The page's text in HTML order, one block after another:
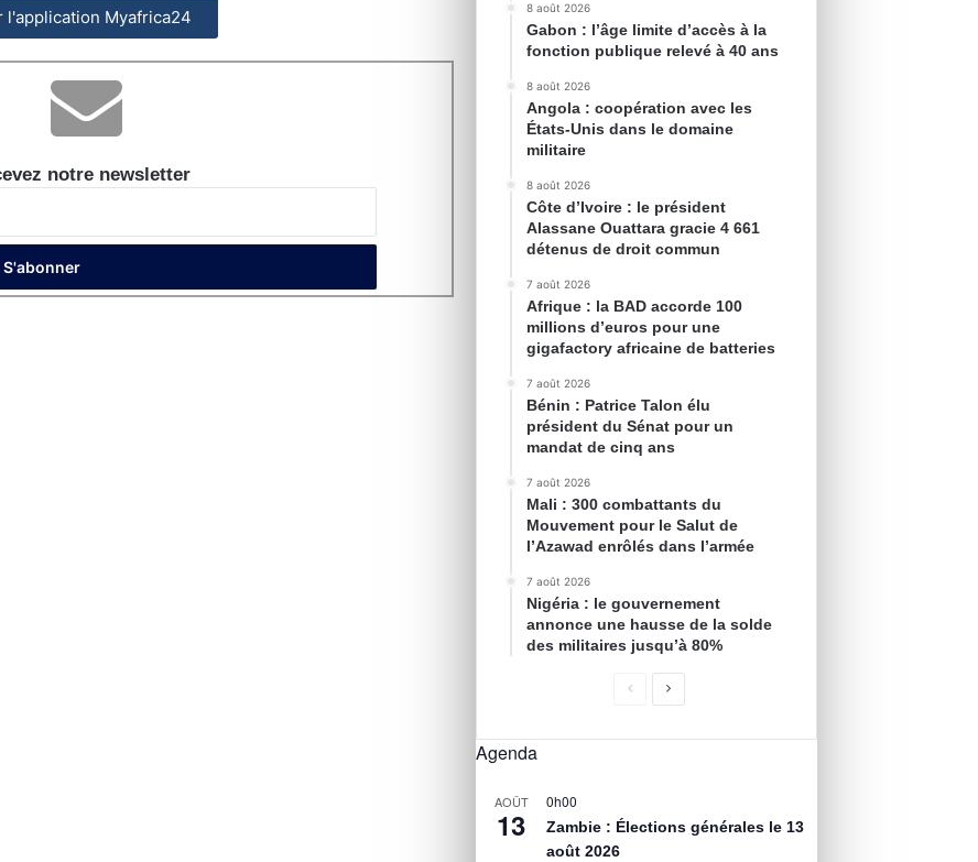
l'application Myafrica24
notre newsletter
8 août 2026
Gabon : l’âge limite d’accès à la
fonction publique relevé à 40 ans
8 août 2026
Angola : coopération avec les
États-Unis dans le domaine
militaire
8 août 2026
Côte d’Ivoire : le président
Alassane Ouattara gracie 4 661
détenus de droit commun
7 août 2026
Afrique : la BAD accorde 100
millions d’euros pour une
gigafactory africaine de batteries
7 août 2026
Bénin : Patrice Talon élu
président du Sénat pour un
mandat de cinq ans
7 août 2026
Mali : 300 combattants du
Mouvement pour le Salut de
l’Azawad enrôlés dans l’armée
7 août 2026
Nigéria : le gouvernement
annonce une hausse de la solde
des militaires jusqu’à 80%
Agenda
AOÛT
13
0h00
Zambie : Élections générales le 13
août 2026